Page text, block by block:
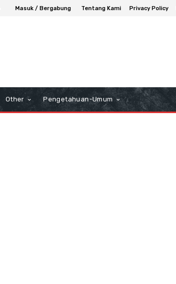
Masuk / Bergabung Tentang Kami Privacy Policy
Other Pengetahuan-Umum